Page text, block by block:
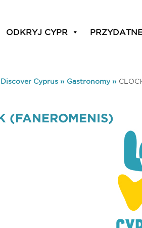
ODKRYJ CYPR
Discover Cyprus » Gastronomy»
(FANEROMENIS)